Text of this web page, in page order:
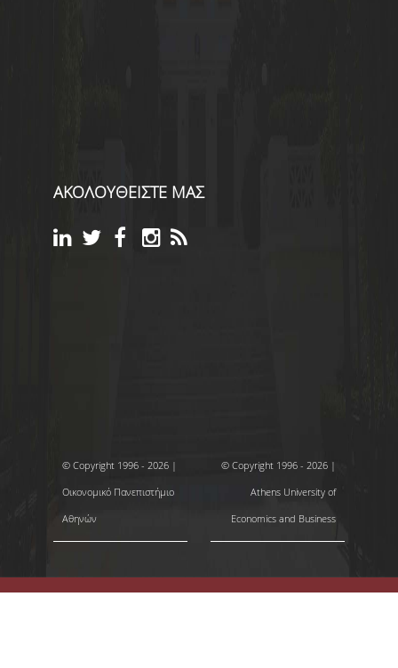
ΑΚΟΛΟΥΘΕΙΣΤΕ ΜΑΣ
© Copyright 1996 - 2026 |
Οικονομικό Πανεπιστήμιο
Αθηνών
© Copyright 1996 - 2026 |
Athens University of
Economics and Business